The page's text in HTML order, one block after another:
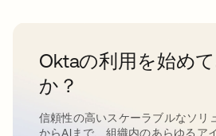
Oktaの利用を始め
か？
信頼性の高いスケーラブルなソリ
からAIまで、組織内のあらゆるア